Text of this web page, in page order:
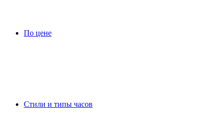
По цене
Стили и типы часов